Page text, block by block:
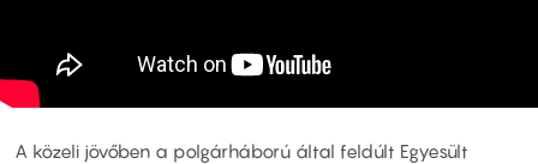
A közeli jövőben a polgárháború által feldúlt Egyesült